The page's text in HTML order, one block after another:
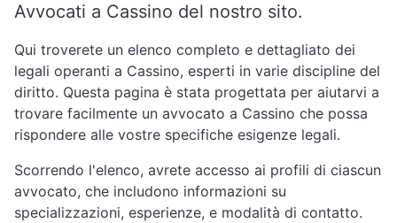
Avvocati a Cassino del nostro sito.
Qui troverete un elenco completo e dettagliato dei
legali operanti a Cassino, esperti in varie discipline del
diritto. Questa pagina è stata progettata per aiutarvi a
trovare facilmente un avvocato a Cassino che possa
rispondere alle vostre specifiche esigenze legali.
Scorrendo l'elenco, avrete accesso ai profili di ciascun
avvocato, che includono informazioni su
specializzazioni, esperienze, e modalità di contatto.